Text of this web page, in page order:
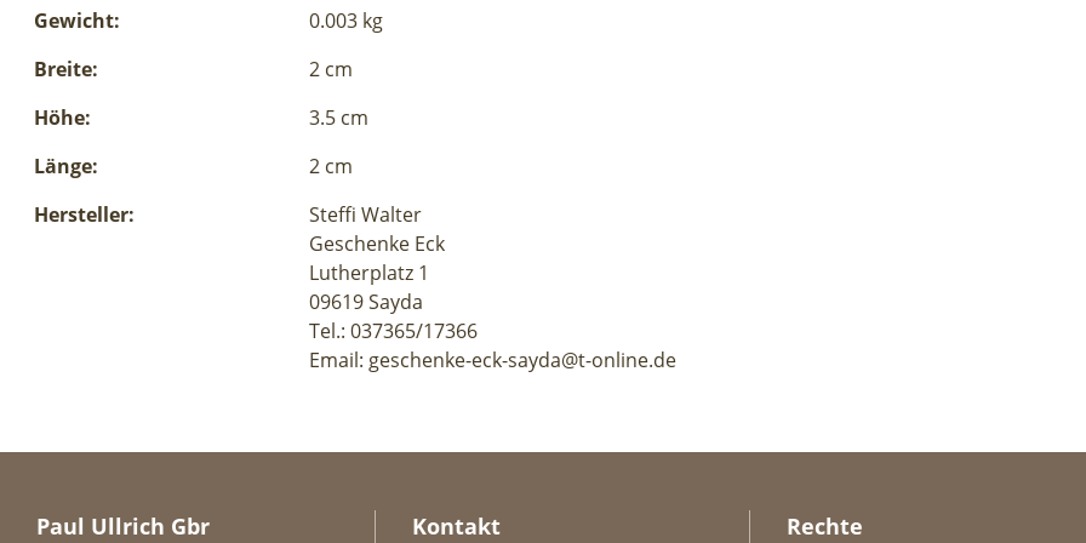
Gewicht:
0.003 kg
Breite:
2 cm
Höhe:
3.5 cm
Länge:
2 cm
Hersteller:
Steffi Walter
Geschenke Eck
Lutherplatz 1
09619 Sayda
Tel.: 037365/17366
Email: geschenke-eck-sayda@t-online.de
Paul Ullrich Gbr Kontakt Rechte